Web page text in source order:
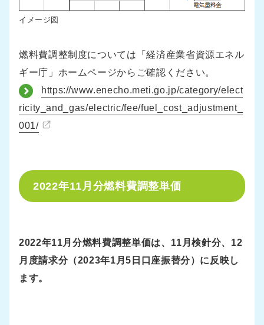
イメージ図
燃料費調整制度については「経済産業省資源エネル
ギー庁」ホームページからご確認ください。
https://www.enecho.meti.go.jp/category/elect
ricity_and_gas/electric/fee/fuel_cost_adjustment_
001/
2022年11月分燃料費調整単価
2022年11月分燃料費調整単価は、11月検針分、12
月度請求分（2023年1月5日口座振替分）に反映し
ます。